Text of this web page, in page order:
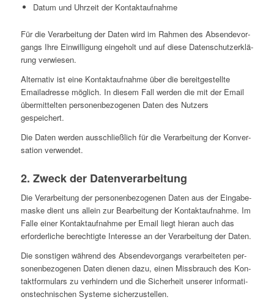
Datum und Uhrzeit der Kontaktaufnahme
Für die Ver­ar­bei­tung der Daten wird im Rahmen des Absen­de­vor­
gangs Ihre Ein­wil­li­gung ein­ge­holt und auf diese Daten­schutz­er­klä­
rung verwiesen.
Alter­na­tiv ist eine Kon­takt­auf­nahme über die bereit­ge­stellte
Email­adresse möglich. In diesem Fall werden die mit der Email
über­mit­tel­ten per­so­nen­be­zo­ge­nen Daten des Nutzers
gespeichert.
Die Daten werden aus­schließ­lich für die Ver­ar­bei­tung der Kon­ver­
sa­tion verwendet.
2. Zweck der Datenverarbeitung
Die Ver­ar­bei­tung der per­so­nen­be­zo­ge­nen Daten aus der Ein­ga­be­
maske dient uns allein zur Bear­bei­tung der Kon­takt­auf­nahme. Im
Falle einer Kon­takt­auf­nahme per Email liegt hieran auch das
erfor­der­li­che berech­tigte Inter­esse an der Ver­ar­bei­tung der Daten.
Die sons­ti­gen während des Absen­de­vor­gangs ver­ar­bei­te­ten per­
so­nen­be­zo­ge­nen Daten dienen dazu, einen Miss­brauch des Kon­
takt­for­mu­lars zu ver­hin­dern und die Sicher­heit unserer infor­ma­ti­
ons­tech­ni­schen Systeme sicherzustellen.